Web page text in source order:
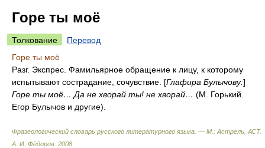
Горе ты моё
Толкование
Перевод
Горе ты моё
Разг. Экспрес. Фамильярное обращение к лицу, к которому
испытывают сострадание, сочувствие. [Глафира Булычову:]
Горе ты моё… Да не хворай ты! не хворай… (М. Горький.
Егор Булычов и другие).
Фразеологический словарь русского литературного языка. — М.: Астрель, АСТ.
А. И. Фёдоров 2008